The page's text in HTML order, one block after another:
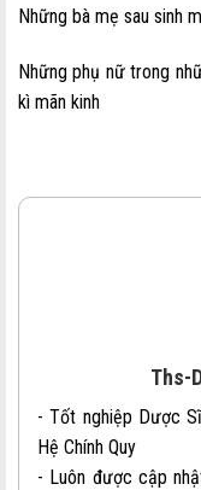
Những bà mẹ sau sinh
Những phụ nữ trong
kì mãn kinh
Ths-
- Tốt nghiệp Dược
Hệ Chính Quy
- Luôn được cập